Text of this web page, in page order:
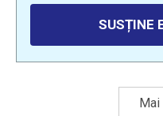
SUSȚINE
Mai